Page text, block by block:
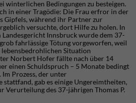
winterlichen Bedingungen zu besteigen.
in einer Tragödie: Die Frau erfror in der
Gipfels, während ihr Partner zur
versuchte, dort Hilfe zu holen. In
Innsbruck wurde dem 37-
fahrlässige Tötung vorgeworfen, weil
Situation
Norbert Hofer fällte nach über 14
einen Schuldspruch – 5 Monate bedingt
Prozess, der unter
gab es einige Ungereimtheiten,
Verurteilung des 37-jährigen Thomas P.